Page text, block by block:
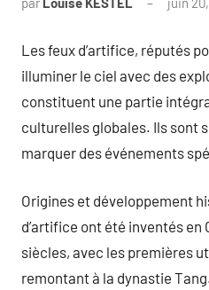
Les feux d’artifice, réputés
illuminer le ciel avec des
constituent une partie
culturelles globales. Ils sont
marquer des événements
Origines et développement
d’artifice ont été inventés en
siècles, avec les premières
remontant à la dynastie